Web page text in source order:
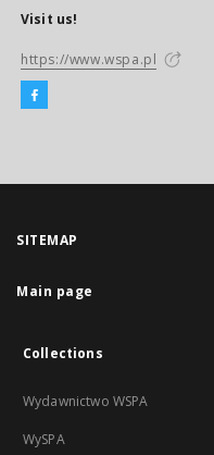
Visit us!
https://www.wspa.pl
SITEMAP
Main page
Collections
Wydawnictwo WSPA
WySPA